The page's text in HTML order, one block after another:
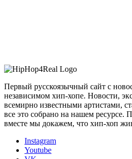
Первый русскоязычный сайт с
независимом хип-хопе. Новости,
всемирно известными артистами,
все это собрано на нашем ресурсе.
вместе мы докажем, что хип-хоп
Instagram
Youtube